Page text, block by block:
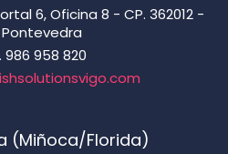
6, Oficina 8 - CP. 362012 -
Pontevedra
986 958 820
(Miñoca/Florida)